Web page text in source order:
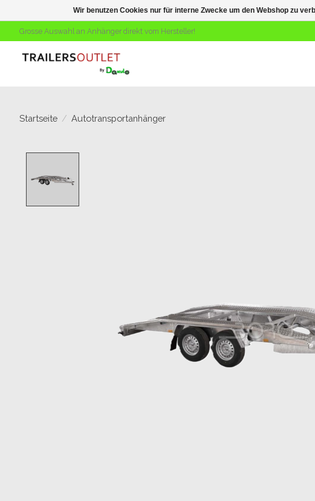
Grosse Auswahl an Anhänger direkt vom Hersteller!
Startseite / Autotransportanhänger
Wir benutzen Cookies nur für interne Zwecke um den Webshop zu